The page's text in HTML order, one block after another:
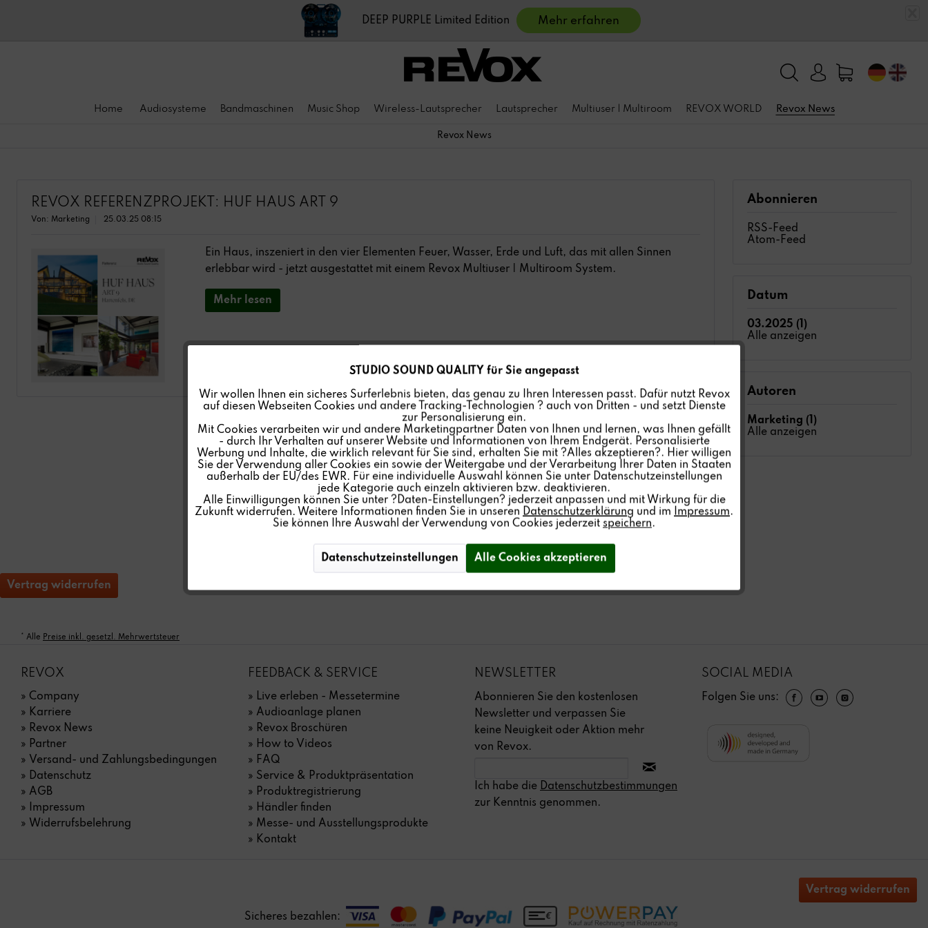
DEEP PURPLE Limited Edition Mehr erfahren
Home Audiosysteme Bandmaschinen Music Shop Wireless-Lautsprecher Lautsprecher Multiuser | Multiroom REVOX WORLD Revox News
Revox News
Abonnieren
RSS-Feed
Atom-Feed
Datum
03.2025 (1)
Alle anzeigen
Autoren
Marketing (1)
Alle anzeigen
REVOX REFERENZPROJEKT: HUF HAUS ART 9
Von: Marketing 25.03.25 08:15
Ein Haus, inszeniert in den vier Elementen Feuer, Wasser, Erde und Luft, das mit allen Sinnen
erlebbar wird - jetzt ausgestattet mit einem Revox Multiuser | Multiroom System.
Mehr lesen
Vertrag widerrufen
* Alle Preise inkl. gesetzl. Mehrwertsteuer
REVOX
» Company
» Karriere
» Revox News
» Partner
» Versand- und Zahlungs­bedingungen
» Datenschutz
» AGB
» Impressum
» Widerrufsbelehrung
FEEDBACK & SERVICE
» Live erleben - Messetermine
» Audioanlage planen
» Revox Broschüren
» How to Videos
» FAQ
» Service & Produktpräsentation
» Produktregistrierung
» Händler finden
» Messe- und Ausstellungsprodukte
» Kontakt
NEWSLETTER
Abonnieren Sie den kostenlosen
Newsletter und verpassen Sie
keine Neuigkeit oder Aktion mehr
von Revox.
Ich habe die Datenschutzbestimmungen
zur Kenntnis genommen.
SOCIAL MEDIA
Folgen Sie uns:
Vertrag widerrufen
Sicheres bezahlen:
Inaktiv
Tracking Inaktiv
Personalisierung Inaktiv
STUDIO SOUND QUALITY für Sie angepasst
Wir wollen Ihnen ein sicheres Surferlebnis bieten, das genau zu Ihren Interessen passt. Dafür nutzt Revox
auf diesen Webseiten Cookies und andere Tracking-Technologien ? auch von Dritten - und setzt Dienste
zur Personalisierung ein.
Mit Cookies verarbeiten wir und andere Marketingpartner Daten von Ihnen und lernen, was Ihnen gefällt
- durch Ihr Verhalten auf unserer Website und Informationen von Ihrem Endgerät. Personalisierte
Werbung und Inhalte, die wirklich relevant für Sie sind, erhalten Sie mit ?Alles akzeptieren?. Hier willigen
Sie der Verwendung aller Cookies ein sowie der Weitergabe und der Verarbeitung Ihrer Daten in Staaten
außerhalb der EU/des EWR. Für eine individuelle Auswahl können Sie unter Datenschutzeinstellungen
jede Kategorie auch einzeln aktivieren bzw. deaktivieren.
Alle Einwilligungen können Sie unter ?Daten-Einstellungen? jederzeit anpassen und mit Wirkung für die
Zukunft widerrufen. Weitere Informationen finden Sie in unseren Datenschutzerklärung und im Impressum.
Sie können Ihre Auswahl der Verwendung von Cookies jederzeit speichern.
Datenschutzeinstellungen Alle Cookies akzeptieren